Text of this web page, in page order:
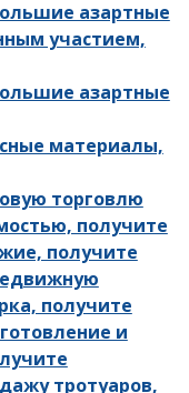
азартные
участием,
азартные
материалы,
торговлю
получите
получите
получите
и
тротуаров,